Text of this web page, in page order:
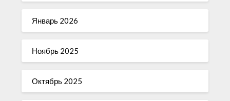
Январь 2026
Ноябрь 2025
Октябрь 2025